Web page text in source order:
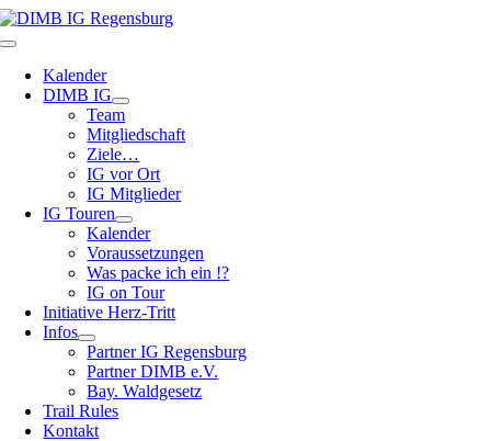
Zum
Inhalt
Toggle
NavigationKalender
DIMB IG
Team
Mitgliedschaft
Ziele…
IG vor Ort
IG Mitglieder
IG Touren
Kalender
Voraussetzungen
Was packe ich ein !?
IG on Tour
Initiative Herz-Tritt
Infos
Partner IG Regensburg
Partner DIMB e.V.
Bay. Waldgesetz
Trail Rules
Kontakt